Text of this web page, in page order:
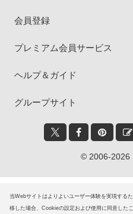
当Webサイトはよりよいユーザー体験を実現する
移した場合、Cookieの設定および使用に同意した
会員登録
プレミアム会員サービス
ヘルプ＆ガイド
グループサイト
© 2006-2026